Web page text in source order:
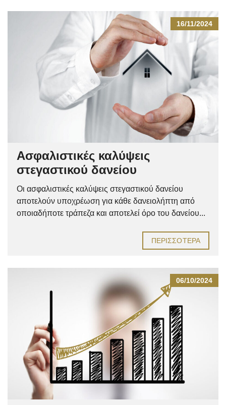
16/11/2024
Ασφαλιστικές καλύψεις
στεγαστικού δανείου
Οι ασφαλιστικές καλύψεις στεγαστικού δανείου
αποτελούν υποχρέωση για κάθε δανειολήπτη από
οποιαδήποτε τράπεζα και αποτελεί όρο του δανείου...
ΠΕΡΙΣΣΌΤΕΡΑ
06/10/2024